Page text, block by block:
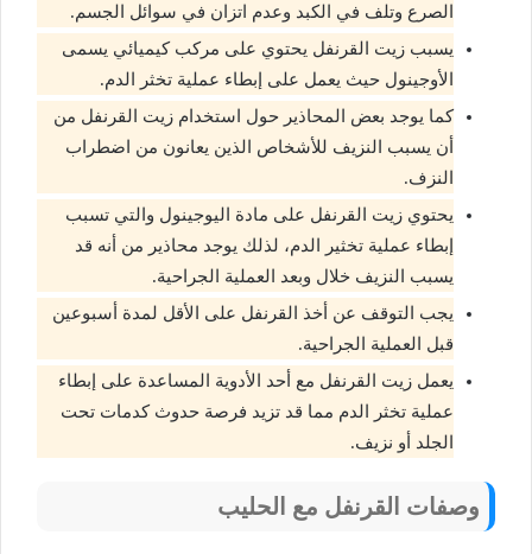
الصرع وتلف في الكبد وعدم اتزان في سوائل الجسم.
يسبب زيت القرنفل يحتوي على مركب كيميائي يسمى
الأوجينول حيث يعمل على إبطاء عملية تخثر الدم.
كما يوجد بعض المحاذير حول استخدام زيت القرنفل من
أن يسبب النزيف للأشخاص الذين يعانون من اضطراب
النزف.
يحتوي زيت القرنفل على مادة اليوجينول والتي تسبب
إبطاء عملية تخثير الدم، لذلك يوجد محاذير من أنه قد
يسبب النزيف خلال وبعد العملية الجراحية.
يجب التوقف عن أخذ القرنفل على الأقل لمدة أسبوعين
قبل العملية الجراحية.
يعمل زيت القرنفل مع أحد الأدوية المساعدة على إبطاء
عملية تخثر الدم مما قد تزيد فرصة حدوث كدمات تحت
الجلد أو نزيف.
وصفات القرنفل مع الحليب